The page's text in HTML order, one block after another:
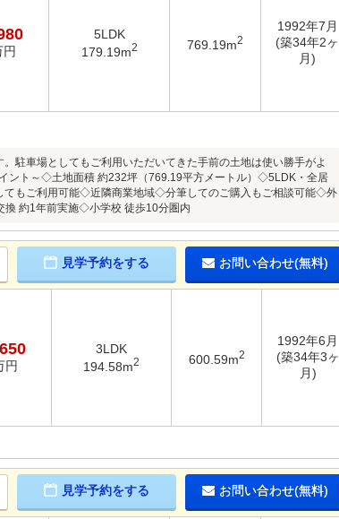
円
5LDK
179.19m2 769.19m2
1992年7月
(築34年2ヶ
月)
駐車場としてもご利用いただいてきた手前の土地は使い勝手がよ
ント～◇土地面積 約232坪（769.19平方メートル）◇5LDK・全居
もご利用可能◇近隣商業地域◇分筆してのご購入もご相談可能◇外
約1年前実施◇小学校 徒歩10分圏内
見学予約をする お問い合わせ(無料)
円
3LDK
194.58m2 600.59m2
1992年6月
(築34年3ヶ
月)
見学予約をする お問い合わせ(無料)